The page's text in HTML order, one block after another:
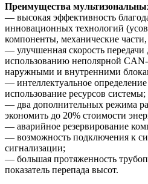
Преимущества
— высокая эффективность
инновационных технологий
компоненты, механические
— улучшенная скорость передачи
использованию неполярной
наружными и внутренними
— интеллектуальное
использование ресурсов системы;
— два дополнительных режима
экономить до 20% стоимости
— аварийное резервирование
— возможность подключения к
сигнализации;
— большая протяженность
показатель перепада высот.